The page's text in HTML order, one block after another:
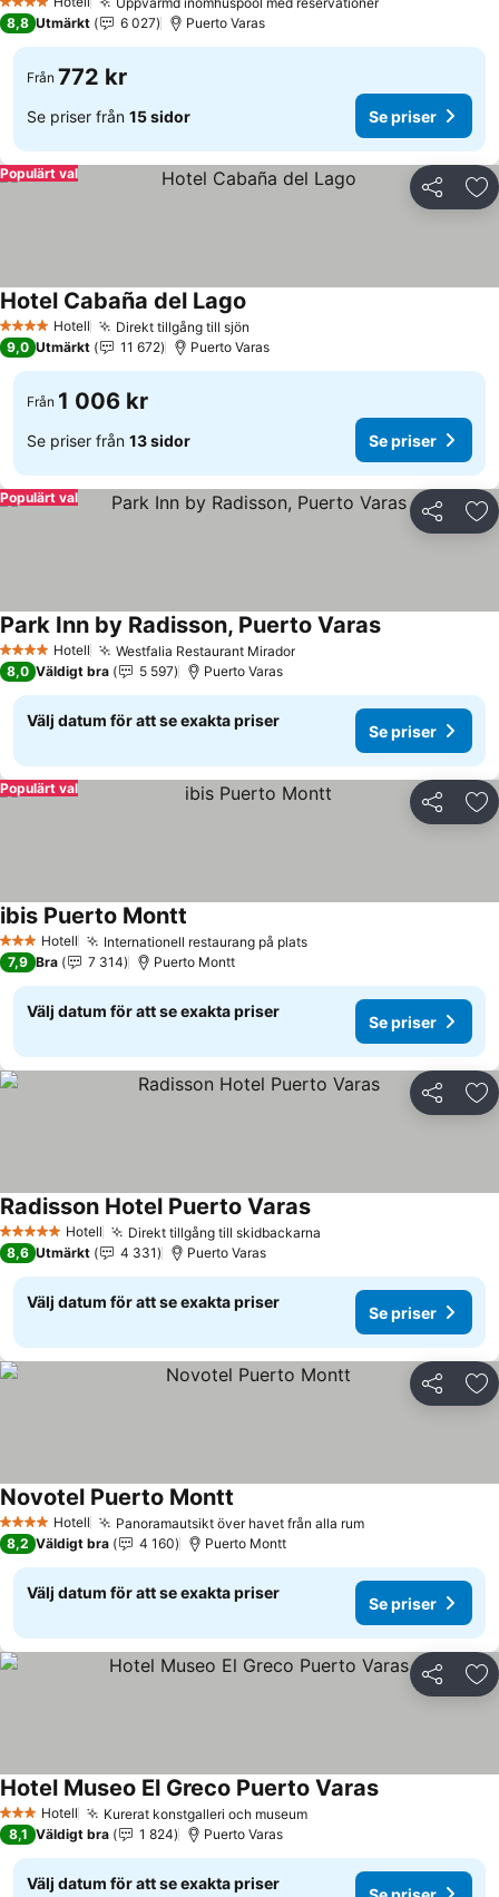
4 Stjärnor
8,8 Utmärkt 6 027 Puerto Varas
Från 772 kr
Se priser från 15 sidor Se priser
Dela
Populärt val
4 StjärnorHotell Direkt tillgång till sjön
Hotel Cabaña del Lago
9,0 Utmärkt 11 672 Puerto Varas
Från 1 006 kr
Se priser från 13 sidor Se priser
Dela
Populärt val
4 StjärnorHotell Westfalia Restaurant Mirador
Park Inn by Radisson, Puerto Varas
8,0 Väldigt bra 5 597 Puerto Varas
Välj datum för att se exakta priser
Se priser
Dela
Populärt val
3 StjärnorHotell Internationell restaurang på plats
ibis Puerto Montt
7,9 Bra 7 314 Puerto Montt
Välj datum för att se exakta priser
Se priser
Dela
5 Stjärnor Hotell Direkt tillgång till skidbackarna
Radisson Hotel Puerto Varas
8,6 Utmärkt 4 331 Puerto Varas
Välj datum för att se exakta priser
Se priser
Dela
4 StjärnorHotell Panoramautsikt över havet från alla rum
Novotel Puerto Montt
8,2 Väldigt bra 4 160 Puerto Montt
Välj datum för att se exakta priser
Se priser
Dela
3 StjärnorHotell Kurerat konstgalleri och museum
Hotel Museo El Greco Puerto Varas
8,1 Väldigt bra 1 824 Puerto Varas
Välj datum för att se exakta priser